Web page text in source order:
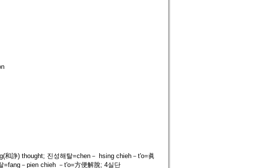
和諍) thought; 진성해탈=chen－ hsing chieh－t'o=眞
－pien chieh －t'o=方便解脫; 4실단